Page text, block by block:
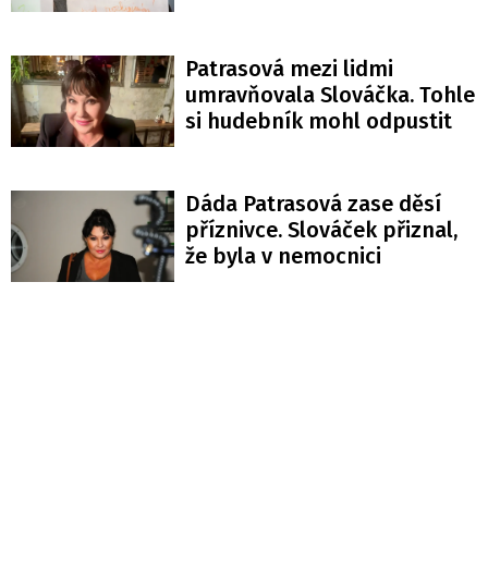
Patrasová mezi lidmi
umravňovala Slováčka. Tohle
si hudebník mohl odpustit
Dáda Patrasová zase děsí
příznivce. Slováček přiznal,
že byla v nemocnici